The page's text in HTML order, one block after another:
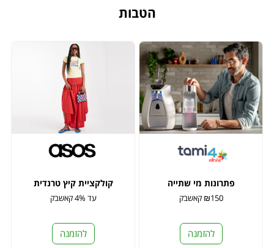
הטבות
פתרונות מי שתייה
₪150 קאשבק
להזמנה
קולקציית קיץ טרנדית
עד 4% קאשבק
להזמנה